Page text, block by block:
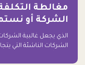
مغالطة
الشركة أو
الذي يجعل غالبية
الشركات الناشئة التي